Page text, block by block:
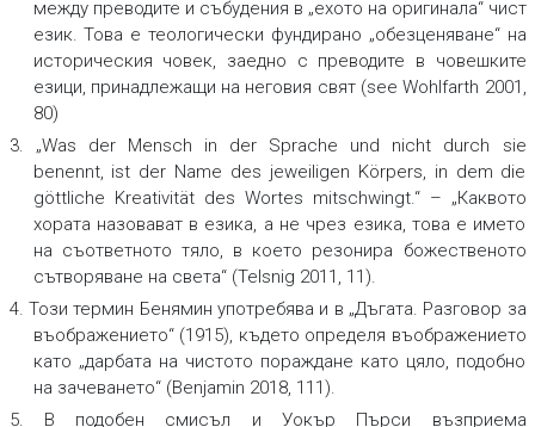
между преводите и събудения в „ехото на оригинала“ чист
език. Това e теологически фундирано „обезценяване“ на
историческия човек, заедно с преводите в човешките
езици, принадлежащи на неговия свят (see Wohlfarth 2001,
80)
3. „Was der Mensch in der Sprache und nicht durch sie
benennt, ist der Name des jeweiligen Körpers, in dem die
göttliche Kreativität des Wortes mitschwingt.“ – „Каквото
хората назовават в езика, а не чрез езика, това е името
на съответното тяло, в което резонира божественото
сътворяване на света“ (Telsnig 2011, 11).
4. Този термин Бенямин употребява и в „Дъгата. Разговор за
въображението“ (1915), където определя въображението
като „дарбата на чистото пораждане като цяло, подобно
на зачеването“ (Benjamin 2018, 111).
5. В подобен смисъл и Уокър Пърси възприема